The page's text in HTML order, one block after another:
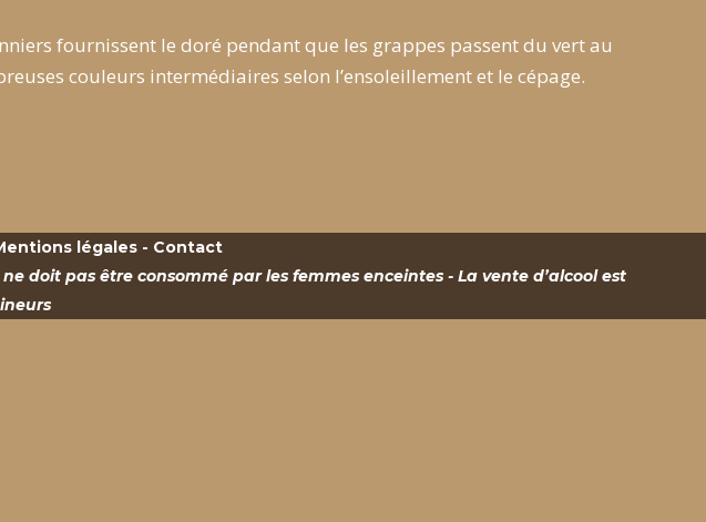
fournissent le doré pendant que les grappes passent du vert au
couleurs intermédiaires selon l’ensoleillement et le cépage.
légales- Contact
doit pas être consommé par les femmes enceintes - La vente d’alcool est